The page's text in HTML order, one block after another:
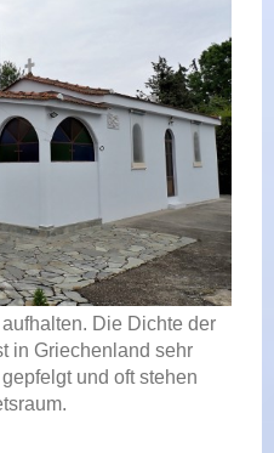
Die Dichte der
in Griechenland sehr
und oft stehen